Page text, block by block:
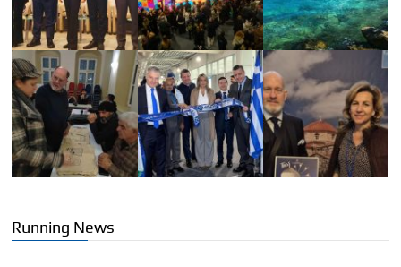
Running News